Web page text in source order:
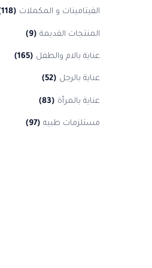
الفيتامينات و المكملات (118)
المنتجات القديمة (9)
عناية بالام والطفل (165)
عناية بالرجل (52)
عناية بالمرأة (83)
مستلزمات طبيه (97)